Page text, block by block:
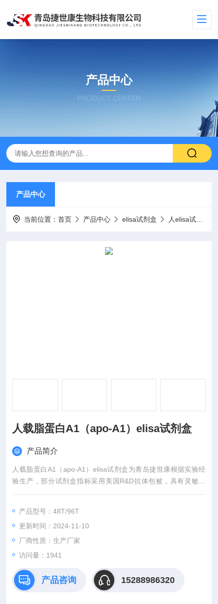
产品中心
PRODUCT CENTER
产品中心
当前位置：首页 产品中心 elisa试剂盒 人elisa试剂盒
人载脂蛋白A1（apo-A1）elisa试剂盒
产品简介
人载脂蛋白A1（apo-A1）elisa试剂盒为青岛捷世康根据实验经
验生产，部分试剂盒指标采用美国R&D抗体包被，具有灵敏度
高、快速准确、操作方便、易于保存等优点。广泛用于科研课题
代测服务（山东省内可上门取样）。咨询订购。购买产品均有积
分相赠（同一单位可累计）可兑换手机、笔记本电脑等礼品
产品型号：48T/96T
更新时间：2024-11-10
厂商性质：生产厂家
访问量：1941
产品咨询 15288986320